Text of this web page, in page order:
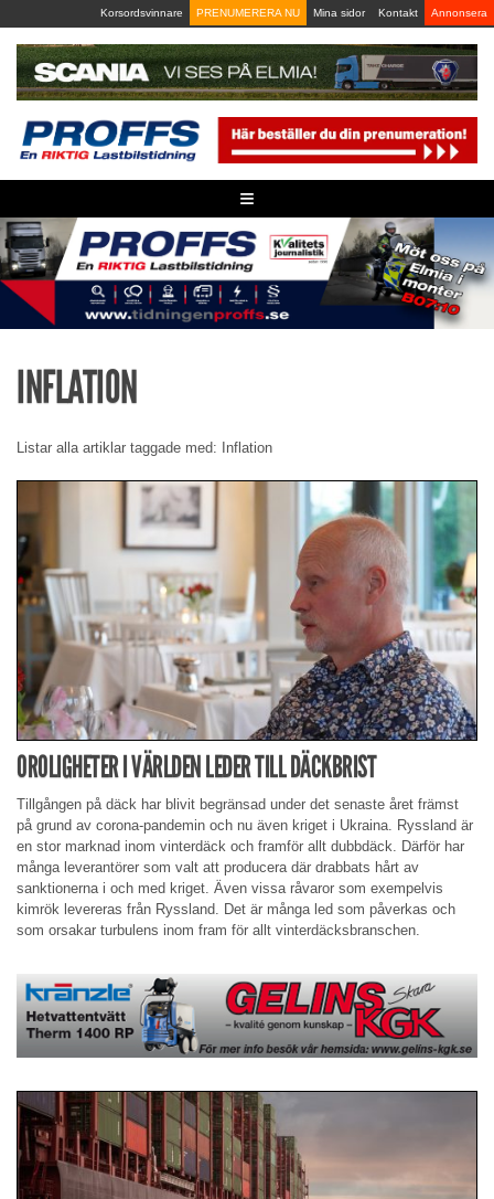
to
content
Korsordsvinnare PRENUMERERA NU Mina sidor Kontakt Annonsera
≡
INFLATION
Listar alla artiklar taggade med: Inflation
OROLIGHETER I VÄRLDEN LEDER TILL DÄCKBRIST
Tillgången på däck har blivit begränsad under det senaste året främst
på grund av corona-pandemin och nu även kriget i Ukraina. Ryssland är
en stor marknad inom vinterdäck och framför allt dubbdäck. Därför har
många leverantörer som valt att producera där drabbats hårt av
sanktionerna i och med kriget. Även vissa råvaror som exempelvis
kimrök levereras från Ryssland. Det är många led som påverkas och
som orsakar turbulens inom fram för allt vinterdäcksbranschen.